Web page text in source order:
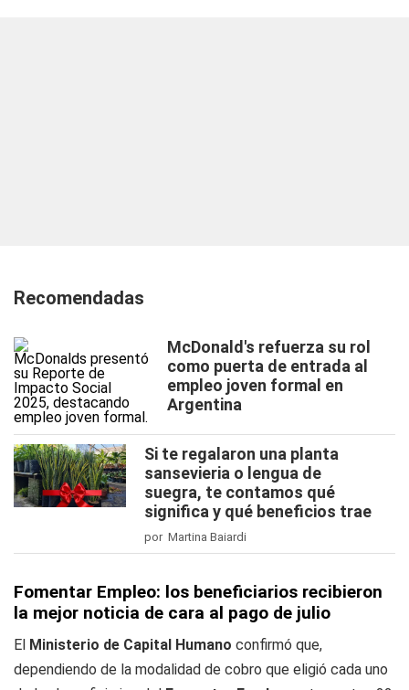
Recomendadas
McDonald's refuerza su rol
como puerta de entrada al
empleo joven formal en
Argentina
Si te regalaron una planta
sansevieria o lengua de
suegra, te contamos qué
significa y qué beneficios trae
por Martina Baiardi
Fomentar Empleo: los beneficiarios recibieron
la mejor noticia de cara al pago de julio
El Ministerio de Capital Humano confirmó que,
dependiendo de la modalidad de cobro que eligió cada uno